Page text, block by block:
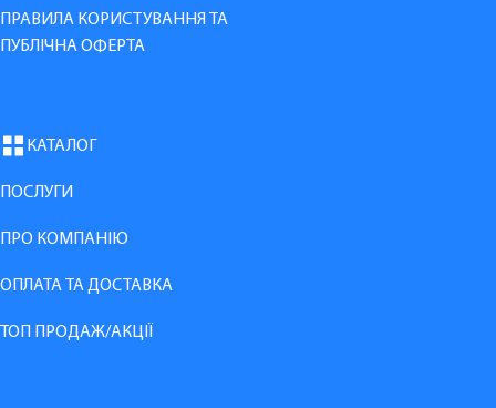
ПРАВИЛА КОРИСТУВАННЯ ТА
ПУБЛІЧНА ОФЕРТА
КАТАЛОГ
ПОСЛУГИ
ПРО КОМПАНІЮ
ОПЛАТА ТА ДОСТАВКА
ТОП ПРОДАЖ/АКЦІЇ